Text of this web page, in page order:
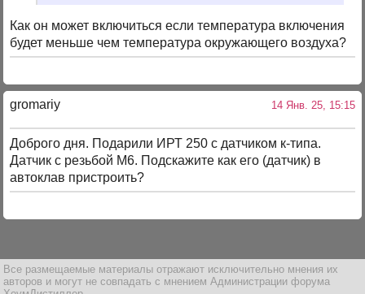
Как он может включиться если температура включения
будет меньше чем температура окружающего воздуха?
gromariy 14 Янв. 25, 15:15
Доброго дня. Подарили ИРТ 250 с датчиком к-типа.
Датчик с резьбой М6. Подскажите как его (датчик) в
автоклав пристроить?
Все размещаемые материалы отражают исключительно мнения их
авторов и могут не совпадать с мнением Администрации форума